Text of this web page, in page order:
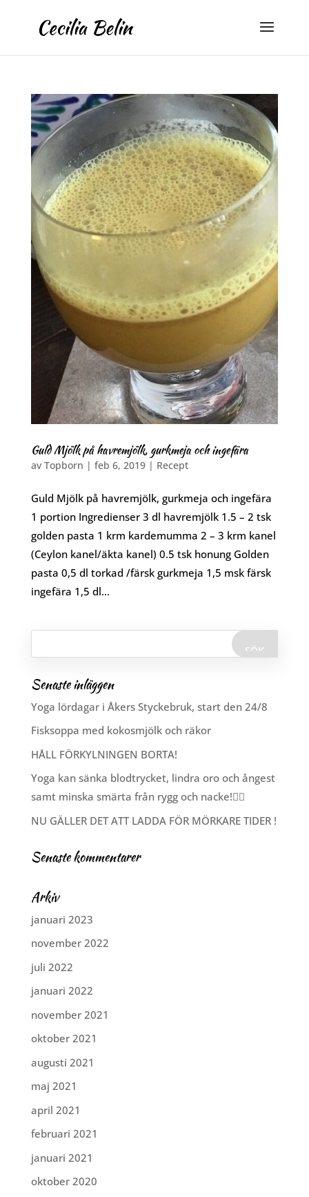
Guld Mjölk på havremjölk, gurkmeja och ingefära
av Topborn | feb 6, 2019| Recept
Guld Mjölk på havremjölk, gurkmeja och ingefära
1 portion Ingredienser 3 dl havremjölk 1.5 – 2 tsk
golden pasta 1 krm kardemumma 2 – 3 krm kanel
(Ceylon kanel/äkta kanel) 0.5 tsk honung Golden
pasta 0,5 dl torkad /färsk gurkmeja 1,5 msk färsk
ingefära 1,5 dl...
Senaste inläggen
Yoga lördagar i Åkers Styckebruk, start den 24/8
Fisksoppa med kokosmjölk och räkor
HÅLL FÖRKYLNINGEN BORTA!
Yoga kan sänka blodtrycket, lindra oro och ångest
samt minska smärta från rygg och nacke!🧘‍♂️
NU GÄLLER DET ATT LADDA FÖR MÖRKARE TIDER !
Senaste kommentarer
Arkiv
januari 2023
november 2022
juli 2022
januari 2022
november 2021
oktober 2021
augusti 2021
maj 2021
april 2021
februari 2021
januari 2021
oktober 2020